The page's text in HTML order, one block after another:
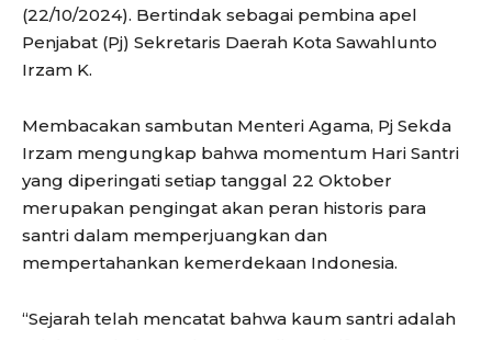
(22/10/2024). Bertindak sebagai pembina apel
Penjabat (Pj) Sekretaris Daerah Kota Sawahlunto
Irzam K.
Membacakan sambutan Menteri Agama, Pj Sekda
Irzam mengungkap bahwa momentum Hari Santri
yang diperingati setiap tanggal 22 Oktober
merupakan pengingat akan peran historis para
santri dalam memperjuangkan dan
mempertahankan kemerdekaan Indonesia.
“Sejarah telah mencatat bahwa kaum santri adalah